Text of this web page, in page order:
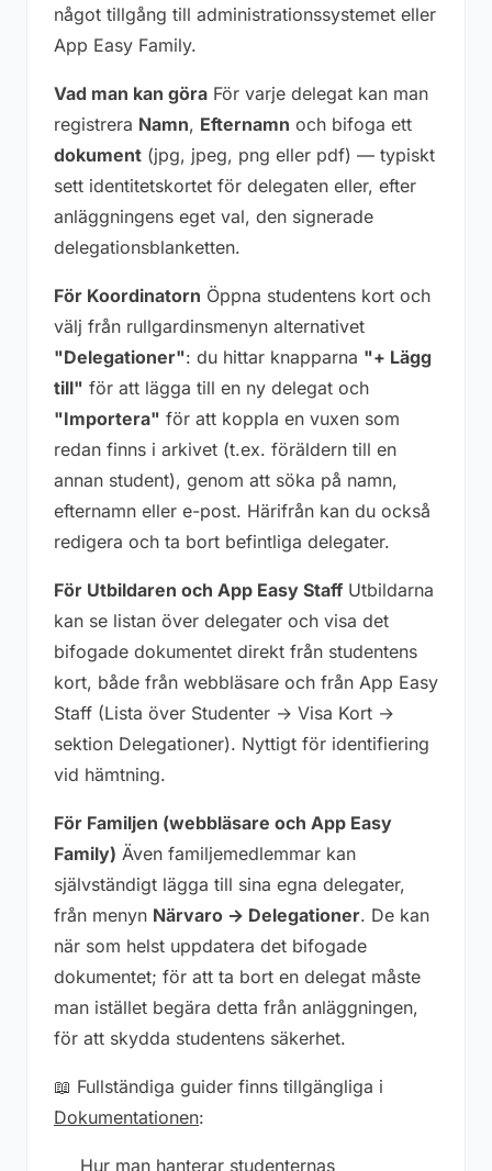
något tillgång till administrationssystemet eller
App Easy Family.
Vad man kan göra För varje delegat kan man
registrera Namn, Efternamn och bifoga ett
dokument (jpg, jpeg, png eller pdf) — typiskt
sett identitetskortet för delegaten eller, efter
anläggningens eget val, den signerade
delegationsblanketten.
För Koordinatorn Öppna studentens kort och
välj från rullgardinsmenyn alternativet
"Delegationer": du hittar knapparna "+ Lägg
till" för att lägga till en ny delegat och
"Importera" för att koppla en vuxen som
redan finns i arkivet (t.ex. föräldern till en
annan student), genom att söka på namn,
efternamn eller e-post. Härifrån kan du också
redigera och ta bort befintliga delegater.
För Utbildaren och App Easy Staff Utbildarna
kan se listan över delegater och visa det
bifogade dokumentet direkt från studentens
kort, både från webbläsare och från App Easy
Staff (Lista över Studenter → Visa Kort →
sektion Delegationer). Nyttigt för identifiering
vid hämtning.
För Familjen (webbläsare och App Easy
Family) Även familjemedlemmar kan
självständigt lägga till sina egna delegater,
från menyn Närvaro → Delegationer. De kan
när som helst uppdatera det bifogade
dokumentet; för att ta bort en delegat måste
man istället begära detta från anläggningen,
för att skydda studentens säkerhet.
📖 Fullständiga guider finns tillgängliga i
Dokumentationen:
Hur man hanterar studenternas